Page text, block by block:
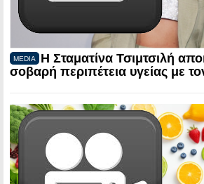
MEDIA
Η Σταματίνα Τσιμτσιλή
σοβαρή περιπέτεια υγείας με